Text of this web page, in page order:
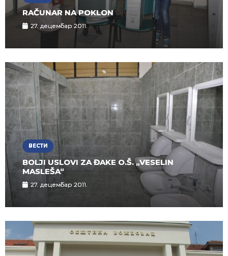
RAČUNAR NA POKLON
27. децембар 2011.
ВЕСТИ
BOLJI USLOVI ZA ĐAKE O.Š. „VESELIN
MASLEŠA“
27. децембар 2011.